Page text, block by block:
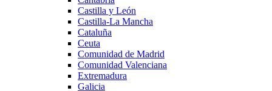
Castilla y León
Castilla-La Mancha
Cataluña
Ceuta
Comunidad de Madrid
Comunidad Valenciana
Extremadura
Galicia